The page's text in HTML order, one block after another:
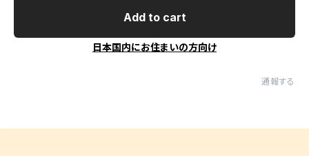
Add to cart
日本国内にお住まいの方向け
通報する